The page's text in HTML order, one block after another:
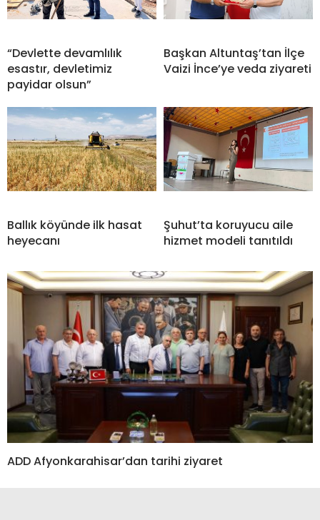
“Devlette devamlılık
esastır, devletimiz
payidar olsun”
Başkan Altuntaş’tan İlçe
Vaizi İnce’ye veda ziyareti
Ballık köyünde ilk hasat
heyecanı
Şuhut’ta koruyucu aile
hizmet modeli tanıtıldı
ADD Afyonkarahisar’dan tarihi ziyaret